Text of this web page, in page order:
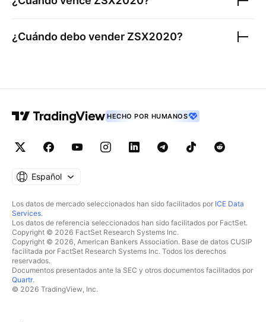
¿Cuándo debo vender ZSX2020?
HECHO POR HUMANOS
Español
Los datos de mercado seleccionados han sido facilitados por ICE Data
Services.
Los datos de referencia seleccionados han sido facilitados por FactSet.
Copyright © 2026 FactSet Research Systems Inc.
Copyright © 2026, American Bankers Association. Base de datos CUSIP
facilitada por FactSet Research Systems Inc. Todos los derechos
reservados.
Documentos presentados ante la SEC y otros documentos facilitados por
Quartr.
© 2026 TradingView, Inc.